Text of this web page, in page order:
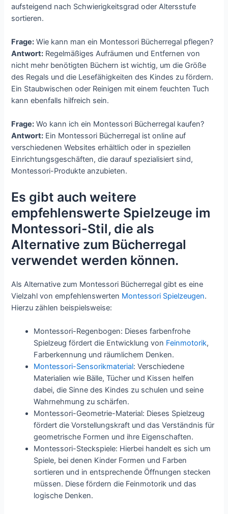
aufsteigend nach Schwierigkeitsgrad oder Altersstufe
sortieren.
Frage: Wie kann man ein Montessori Bücherregal pflegen?
Antwort: Regelmäßiges Aufräumen und Entfernen von
nicht mehr benötigten Büchern ist wichtig, um die Größe
des Regals und die Lesefähigkeiten des Kindes zu fördern.
Ein Staubwischen oder Reinigen mit einem feuchten Tuch
kann ebenfalls hilfreich sein.
Frage: Wo kann ich ein Montessori Bücherregal kaufen?
Antwort: Ein Montessori Bücherregal ist online auf
verschiedenen Websites erhältlich oder in speziellen
Einrichtungsgeschäften, die darauf spezialisiert sind,
Montessori-Produkte anzubieten.
Es gibt auch weitere
empfehlenswerte Spielzeuge im
Montessori-Stil, die als
Alternative zum Bücherregal
verwendet werden können.
Als Alternative zum Montessori Bücherregal gibt es eine
Vielzahl von empfehlenswerten Montessori Spielzeugen.
Hierzu zählen beispielsweise:
Montessori-Regenbogen: Dieses farbenfrohe
Spielzeug fördert die Entwicklung von Feinmotorik,
Farberkennung und räumlichem Denken.
Montessori-Sensorikmaterial: Verschiedene
Materialien wie Bälle, Tücher und Kissen helfen
dabei, die Sinne des Kindes zu schulen und seine
Wahrnehmung zu schärfen.
Montessori-Geometrie-Material: Dieses Spielzeug
fördert die Vorstellungskraft und das Verständnis für
geometrische Formen und ihre Eigenschaften.
Montessori-Steckspiele: Hierbei handelt es sich um
Spiele, bei denen Kinder Formen und Farben
sortieren und in entsprechende Öffnungen stecken
müssen. Diese fördern die Feinmotorik und das
logische Denken.